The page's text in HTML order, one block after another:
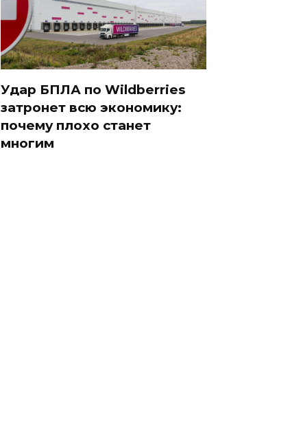
Удар БПЛА по Wildberries
затронет всю экономику:
почему плохо станет
многим